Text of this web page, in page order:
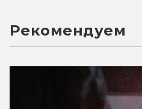
Рекомендуем